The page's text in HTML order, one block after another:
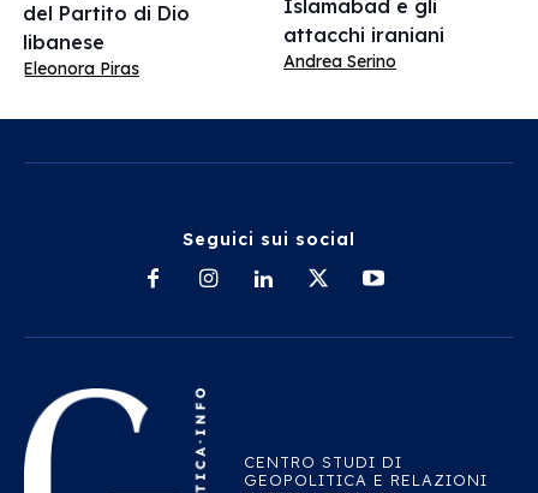
del Partito di Dio
libanese
Eleonora Piras
Islamabad e gli
attacchi iraniani
Andrea Serino
Seguici sui social
CENTRO STUDI DI
GEOPOLITICA E RELAZIONI